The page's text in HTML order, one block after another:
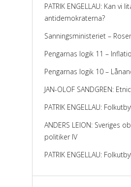
PATRIK ENGELLAU: Kan vi
antidemokraterna?
Sanningsministeriet –
Pengarnas logik 11 –
Pengarnas logik 10 –
JAN-OLOF SANDGREN:
PATRIK ENGELLAU:
ANDERS LEION: Sveriges
politiker IV
PATRIK ENGELLAU: